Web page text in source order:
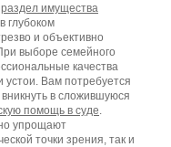
раздел имущества
глубоком
и объективно
выборе семейного
качества
устои. Вам потребуется
в сложившуюся
помощь в суде.
упрощают
точки зрения, так и